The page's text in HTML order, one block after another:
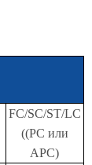
FC/SC/ST/LC
((PC или
APC)